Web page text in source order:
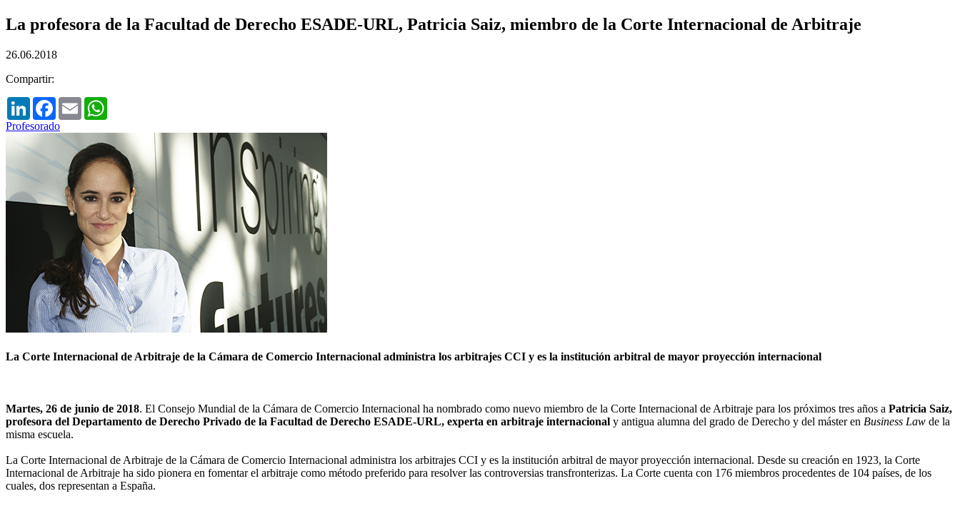
La profesora de la Facultad de Derecho ESADE-URL, Patricia Saiz, miembro de la Corte Internacional de Arbitraje
26.06.2018
Compartir:
LinkedInFacebook
Email
Profesorado
La Corte Internacional de Arbitraje de la Cámara de Comercio Internacional administra los arbitrajes CCI y es la institución arbitral de mayor proyección internacional
Martes, 26 de junio de 2018. El Consejo Mundial de la Cámara de Comercio Internacional ha nombrado como nuevo miembro de la Corte Internacional de Arbitraje para los próximos tres años a Patricia Saiz,
profesora del Departamento de Derecho Privado de la Facultad de Derecho ESADE-URL, experta en arbitraje internacional y antigua alumna del grado de Derecho y del máster en Business Law de la
misma escuela.
La Corte Internacional de Arbitraje de la Cámara de Comercio Internacional administra los arbitrajes CCI y es la institución arbitral de mayor proyección internacional. Desde su creación en 1923, la Corte
Internacional de Arbitraje ha sido pionera en fomentar el arbitraje como método preferido para resolver las controversias transfronterizas. La Corte cuenta con 176 miembros procedentes de 104 países, de los
cuales, dos representan a España.